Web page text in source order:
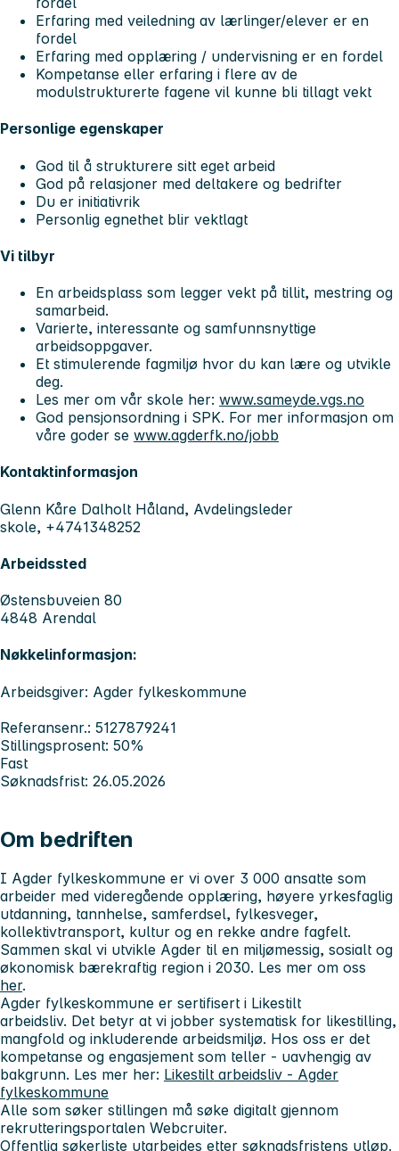
Erfaring med veiledning av lærlinger/elever er en
fordel
Erfaring med opplæring / undervisning er en fordel
Kompetanse eller erfaring i flere av de
modulstrukturerte fagene vil kunne bli tillagt vekt
Personlige egenskaper
God til å strukturere sitt eget arbeid
God på relasjoner med deltakere og bedrifter
Du er initiativrik
Personlig egnethet blir vektlagt
Vi tilbyr
En arbeidsplass som legger vekt på tillit, mestring og
samarbeid.
Varierte, interessante og samfunnsnyttige
arbeidsoppgaver. ​
Et stimulerende fagmiljø hvor du kan lære og utvikle
deg. ​
Les mer om vår skole her: www.sameyde.vgs.no
God pensjonsordning i SPK. For mer informasjon om
våre goder se www.agderfk.no/jobb
Kontaktinformasjon
Glenn Kåre Dalholt Håland, Avdelingsleder
skole, +4741348252
Arbeidssted
Østensbuveien 80
4848 Arendal
Nøkkelinformasjon:
Arbeidsgiver: Agder fylkeskommune
Referansenr.: 5127879241
Stillingsprosent: 50%
Fast
Søknadsfrist: 26.05.2026
Om bedriften
I Agder fylkeskommune er vi over 3 000 ansatte som
arbeider med videregående opplæring, høyere yrkesfaglig
utdanning, tannhelse, samferdsel, fylkesveger,
kollektivtransport, kultur og en rekke andre fagfelt.
Sammen skal vi utvikle Agder til en miljømessig, sosialt og
økonomisk bærekraftig region i 2030. Les mer om oss
her.
Agder fylkeskommune er sertifisert i Likestilt
arbeidsliv. Det betyr at vi jobber systematisk for likestilling,
mangfold og inkluderende arbeidsmiljø. Hos oss er det
kompetanse og engasjement som teller - uavhengig av
bakgrunn. Les mer her: Likestilt arbeidsliv - Agder
fylkeskommune
Alle som søker stillingen må søke digitalt gjennom
rekrutteringsportalen Webcruiter.
Offentlig søkerliste utarbeides etter søknadsfristens utløp.